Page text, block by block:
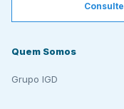
Consulte
Quem Somos
Grupo IGD